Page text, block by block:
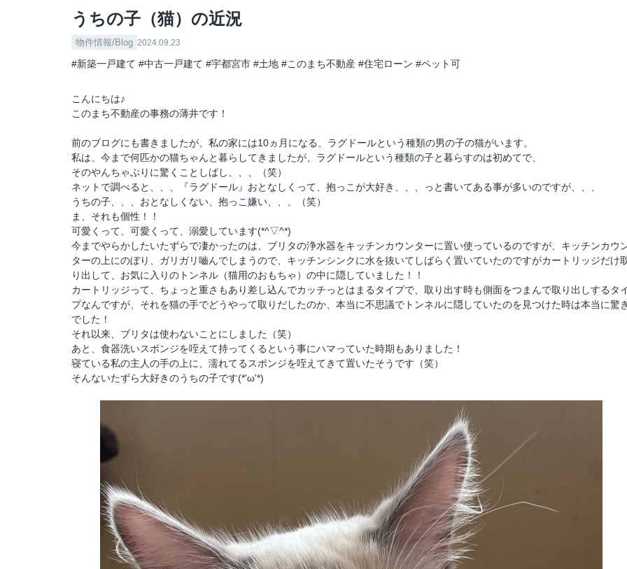
うちの子（猫）の近況
物件情報/Blog 2024.09.23
#新築一戸建て #中古一戸建て #宇都宮市 #土地 #このまち不動産 #住宅ローン #ペット可
こんにちは♪
このまち不動産の事務の薄井です！
前のブログにも書きましたが、私の家には10ヵ月になる、ラグドールという種類の男の子の猫がいます。
私は、今まで何匹かの猫ちゃんと暮らしてきましたが、ラグドールという種類の子と暮らすのは初めてで、
そのやんちゃぶりに驚くことしばし、、、（笑）
ネットで調べると、、、『ラグドール』おとなしくって、抱っこが大好き、、、っと書いてある事が多いのですが、、、
うちの子、、、おとなしくない、抱っこ嫌い、、、（笑）
ま、それも個性！！
可愛くって、可愛くって、溺愛しています(*^▽^*)
今までやらかしたいたずらで凄かったのは、ブリタの浄水器をキッチンカウンターに置い使っているのですが、キッチンカウ
ターの上にのぼり、ガリガリ嚙んでしまうので、キッチンシンクに水を抜いてしばらく置いていたのですがカートリッジだけ
り出して、お気に入りのトンネル（猫用のおもちゃ）の中に隠していました！！
カートリッジって、ちょっと重さもあり差し込んでカッチっとはまるタイプで、取り出す時も側面をつまんで取り出しするタ
プなんですが、それを猫の手でどうやって取りだしたのか、本当に不思議でトンネルに隠していたのを見つけた時は本当に驚き
でした！
それ以来、ブリタは使わないことにしました（笑）
あと、食器洗いスポンジを咥えて持ってくるという事にハマっていた時期もありました！
寝ている私の主人の手の上に、濡れてるスポンジを咥えてきて置いたそうです（笑）
そんないたずら大好きのうちの子です(*'ω'*)